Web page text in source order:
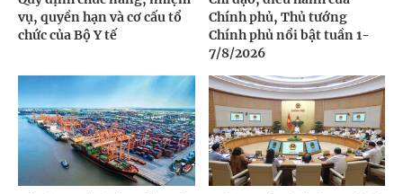
vụ, quyền hạn và cơ cấu tổ
chức của Bộ Y tế
Chính phủ, Thủ tướng
Chính phủ nổi bật tuần 1-
7/8/2026